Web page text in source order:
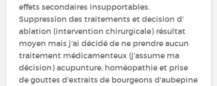
effets secondaires insupportables.
Suppression des traitements et decision d'
ablation (intervention chirurgicale) résultat
moyen mais j'ai décidé de ne prendre aucun
traitement médicamenteux (j'assume ma
décision) acupunture, homéopathie et prise
de gouttes d'extraits de bourgeons d'aubepine